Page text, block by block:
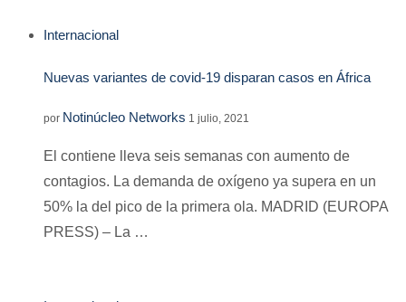
Internacional
Nuevas variantes de covid-19 disparan casos en África
por Notinúcleo Networks 1 julio, 2021
El contiene lleva seis semanas con aumento de
contagios. La demanda de oxígeno ya supera en un
50% la del pico de la primera ola. MADRID (EUROPA
PRESS) – La …